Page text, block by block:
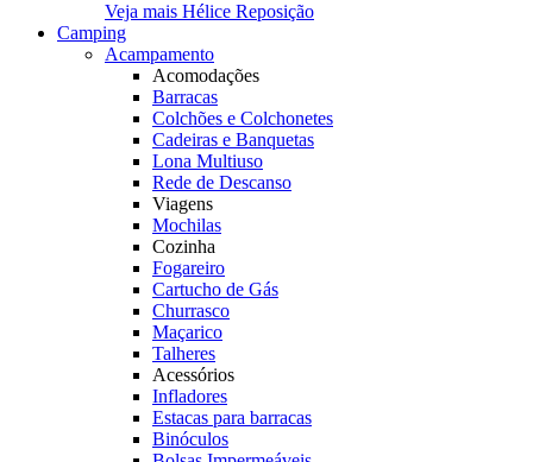
Veja mais Hélice Reposição
Camping
Acampamento
Acomodações
Barracas
Colchões e Colchonetes
Cadeiras e Banquetas
Lona Multiuso
Rede de Descanso
Viagens
Mochilas
Cozinha
Fogareiro
Cartucho de Gás
Churrasco
Maçarico
Talheres
Acessórios
Infladores
Estacas para barracas
Binóculos